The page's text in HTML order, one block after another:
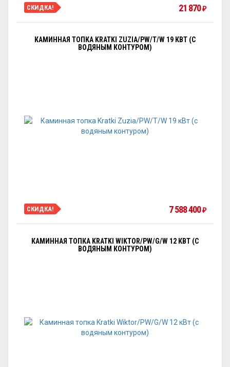
СКИДКА! 21 870₽
КАМИННАЯ ТОПКА KRATKI ZUZIA/PW/T/W 19 КВТ (С
ВОДЯНЫМ КОНТУРОМ)
СКИДКА! 7 588 400₽
КАМИННАЯ ТОПКА KRATKI WIKTOR/PW/G/W 12 КВТ (С
ВОДЯНЫМ КОНТУРОМ)